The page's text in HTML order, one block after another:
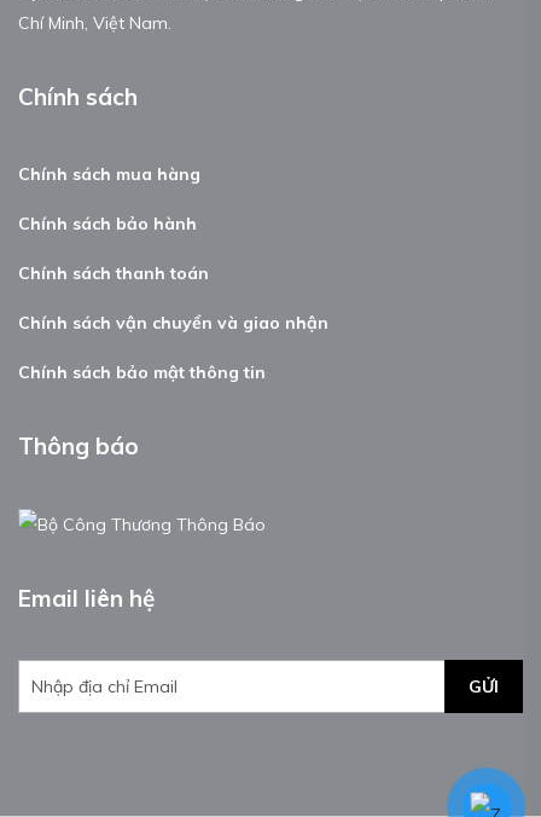
Chí Minh, Việt Nam.
Chính sách
Chính sách mua hàng
Chính sách bảo hành
Chính sách thanh toán
Chính sách vận chuyển và giao nhận
Chính sách bảo mật thông tin
Thông báo
Email liên hệ
GỬI